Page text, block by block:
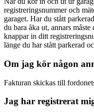
registreringsnummer och
garaget. Har du stått
du bara åka ut, annars
knappar in ditt
länge du har stått parkerad
Om jag kör någon
Fakturan skickas till
Jag har registrerat